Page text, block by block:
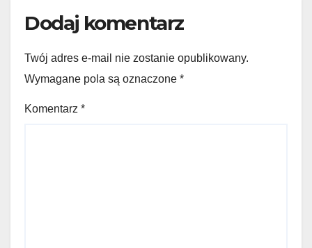
Dodaj komentarz
Twój adres e-mail nie zostanie opublikowany.
Wymagane pola są oznaczone *
Komentarz *